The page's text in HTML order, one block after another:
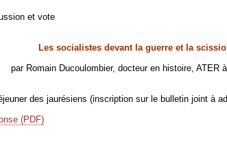
et vote
Les socialistes devant la guerre et la
par Romain Ducoulombier, docteur en histoire, ATER
des jaurésiens (inscription sur le bulletin joint à
(PDF)